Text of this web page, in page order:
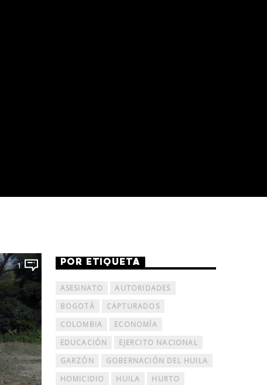
1 POR ETIQUETA
ASESINATO
AUTORIDADES
BOGOTÁ
CAPTURADOS
COLOMBIA
ECONOMÍA
EDUCACIÓN
EJERCITO NACIONAL
GARZÓN
GOBERNACIÓN DEL HUILA
HOMICIDIO
HUILA
HURTO